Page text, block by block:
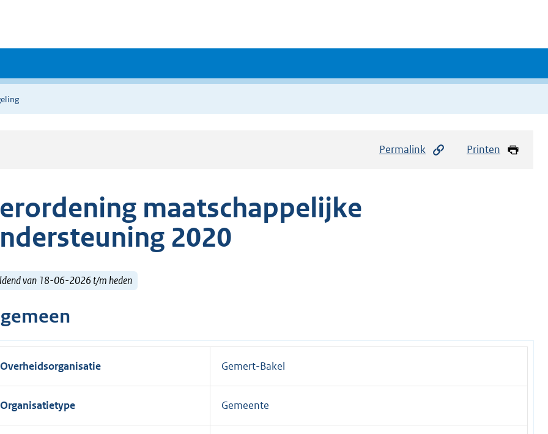
Permalink Printen
maatschappelijke
2020
van 18-06-2026 t/m heden
Overheidsorganisatie Gemert-Bakel
Organisatietype Gemeente